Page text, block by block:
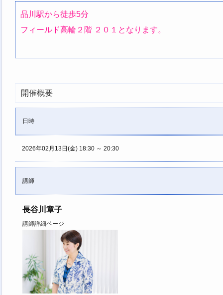
品川駅から徒歩5分
フィールド高輪２階 ２０１となります。
開催概要
日時
2026年02月13日(金) 18:30 ～ 20:30
講師
長谷川章子
講師詳細ページ